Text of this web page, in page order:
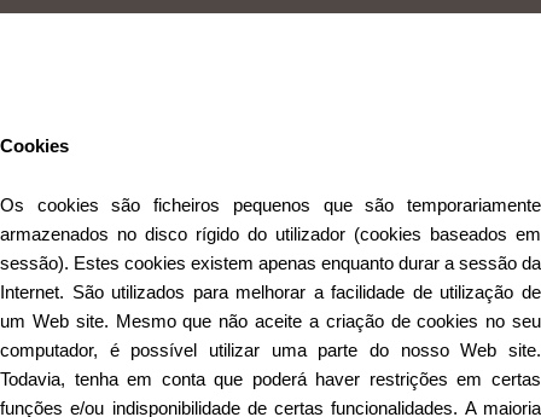
Cookies
Os cookies são ficheiros pequenos que são temporariamente
armazenados no disco rígido do utilizador (cookies baseados em
sessão). Estes cookies existem apenas enquanto durar a sessão da
Internet. São utilizados para melhorar a facilidade de utilização de
um Web site. Mesmo que não aceite a criação de cookies no seu
computador, é possível utilizar uma parte do nosso Web site.
Todavia, tenha em conta que poderá haver restrições em certas
funções e/ou indisponibilidade de certas funcionalidades. A maioria